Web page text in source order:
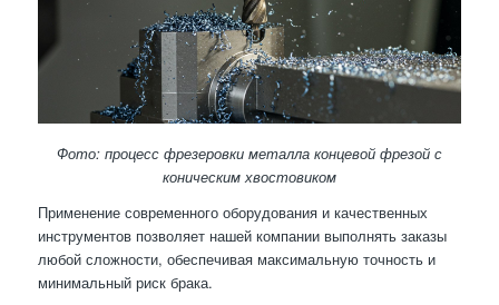
Фото: процесс фрезеровки металла концевой фрезой с
коническим хвостовиком
Применение современного оборудования и качественных
инструментов позволяет нашей компании выполнять заказы
любой сложности, обеспечивая максимальную точность и
минимальный риск брака.